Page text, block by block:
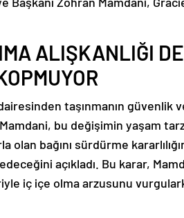
ALIŞKANLIĞI
taşınmanın güvenlik
bu değişimin yaşam
olan bağını sürdürme
açıkladı. Bu karar,
iç içe olma arzusunu